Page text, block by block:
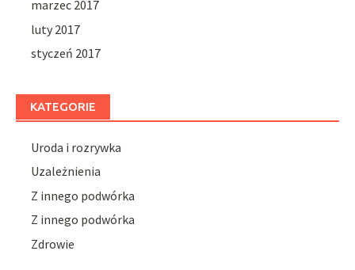
marzec 2017
luty 2017
styczeń 2017
KATEGORIE
Uroda i rozrywka
Uzależnienia
Z innego podwórka
Z innego podwórka
Zdrowie